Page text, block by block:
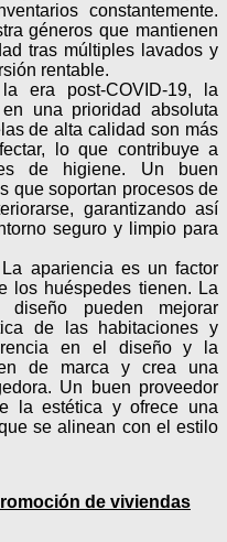
constantemente.
géneros que mantienen
tras múltiples lavados y
rentable.
era post-COVID-19, la
una prioridad absoluta
de alta calidad son más
lo que contribuye a
de higiene. Un buen
que soportan procesos de
garantizando así
seguro y limpio para
La apariencia es un factor
los huéspedes tienen. La
pueden mejorar
de las habitaciones y
en el diseño y la
de marca y crea una
Un buen proveedor
la estética y ofrece una
se alinean con el estilo
de viviendas